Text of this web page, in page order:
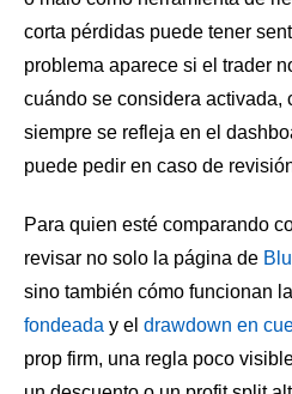
corta pérdidas puede tener
problema aparece si el trader
cuándo se considera activada,
siempre se refleja en el
puede pedir en caso de
Para quien esté comparando
revisar no solo la página de
sino también cómo funcionan
fondeada y el drawdown en
prop firm, una regla poco